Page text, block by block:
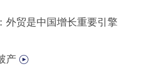
外贸是中国增长重要引擎
产